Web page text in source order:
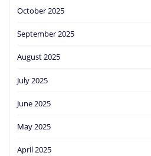
October 2025
September 2025
August 2025
July 2025
June 2025
May 2025
April 2025